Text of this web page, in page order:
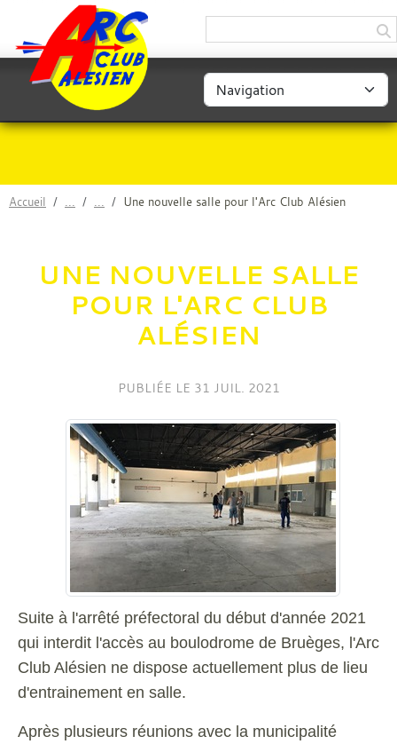
Accueil Une nouvelle salle pour l'Arc Club Alésien
UNE NOUVELLE SALLE
POUR L'ARC CLUB
ALÉSIEN
PUBLIÉE LE 31 JUIL. 2021
Suite à l'arrêté préfectoral du début d'année 2021
qui interdit l'accès au boulodrome de Bruèges, l'Arc
Club Alésien ne dispose actuellement plus de lieu
d'entrainement en salle.
Après plusieurs réunions avec la municipalité
Panneau de gestion des cookies